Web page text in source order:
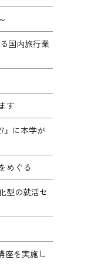
国内旅行業
す
』に本学が
めぐる
型の就活セ
座を実施し